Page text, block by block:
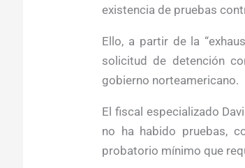
existencia de pruebas
Ello, a partir de la
solicitud de detención
gobierno norteamericano.
El fiscal especializado
no ha habido pruebas,
probatorio mínimo que